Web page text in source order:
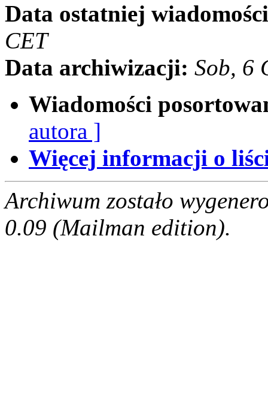
Data ostatniej
CET
Data archiwizacji: Sob, 6
Wiadomości
autora ]
Więcej informacji o
Archiwum zostało
0.09 (Mailman edition).